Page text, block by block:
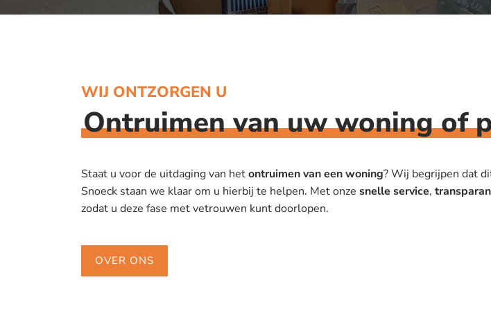
WIJ ONTZORGEN U
Ontruimen van uw woning of
Staat u voor de uitdaging van hetontruimen van een woning? Wij begrijpen dat
Snoeck staan we klaar om u hierbij te helpen. Met onze snelle service,
zodat u deze fase met vetrouwen kunt doorlopen.
OVER ONS